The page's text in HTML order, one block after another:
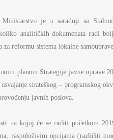
je u saradnji sa
analitičkih dokumenata radi
za reformu sistema lokalne
planom Strategije javne uprave
strateškog – programskog
javnih poslova.
na kojoj će se raditi početkom
raspoloživim opcijama (različiti